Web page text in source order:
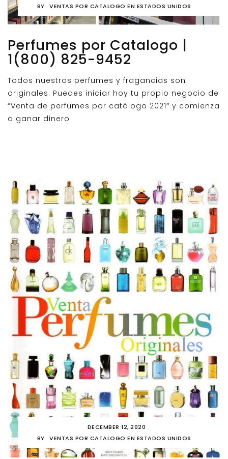
BY
VENTAS POR CATALOGO EN ESTADOS UNIDOS
Perfumes por Catalogo |
1(800) 825-9452
Todos nuestros perfumes y fragancias son
originales. Puedes iniciar hoy tu propio negocio de
“Venta de perfumes por catálogo 2021″ y comienza
a ganar dinero
DECEMBER 12, 2020
BY
VENTAS POR CATALOGO EN ESTADOS UNIDOS